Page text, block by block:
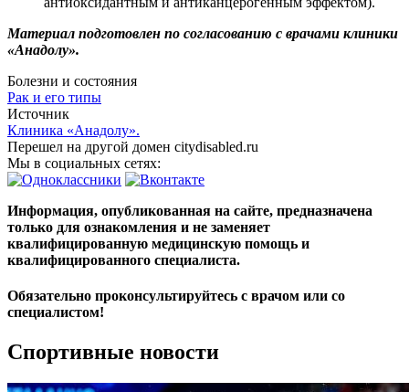
Материал подготовлен по согласованию с врачами клиники
«Анадолу».
Болезни и состояния
Рак и его типы
Источник
Клиника «Анадолу».
Перешел на другой домен citydisabled.ru
Мы в социальных сетях:
Информация, опубликованная на сайте, предназначена
только для ознакомления и не заменяет
квалифицированную медицинскую помощь и
квалифицированного специалиста.
Обязательно проконсультируйтесь с врачом или со
специалистом!
Спортивные новости